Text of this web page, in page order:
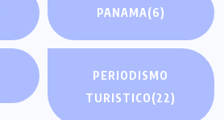
PANAMA(6)
PERIODISMO
TURISTICO(22)